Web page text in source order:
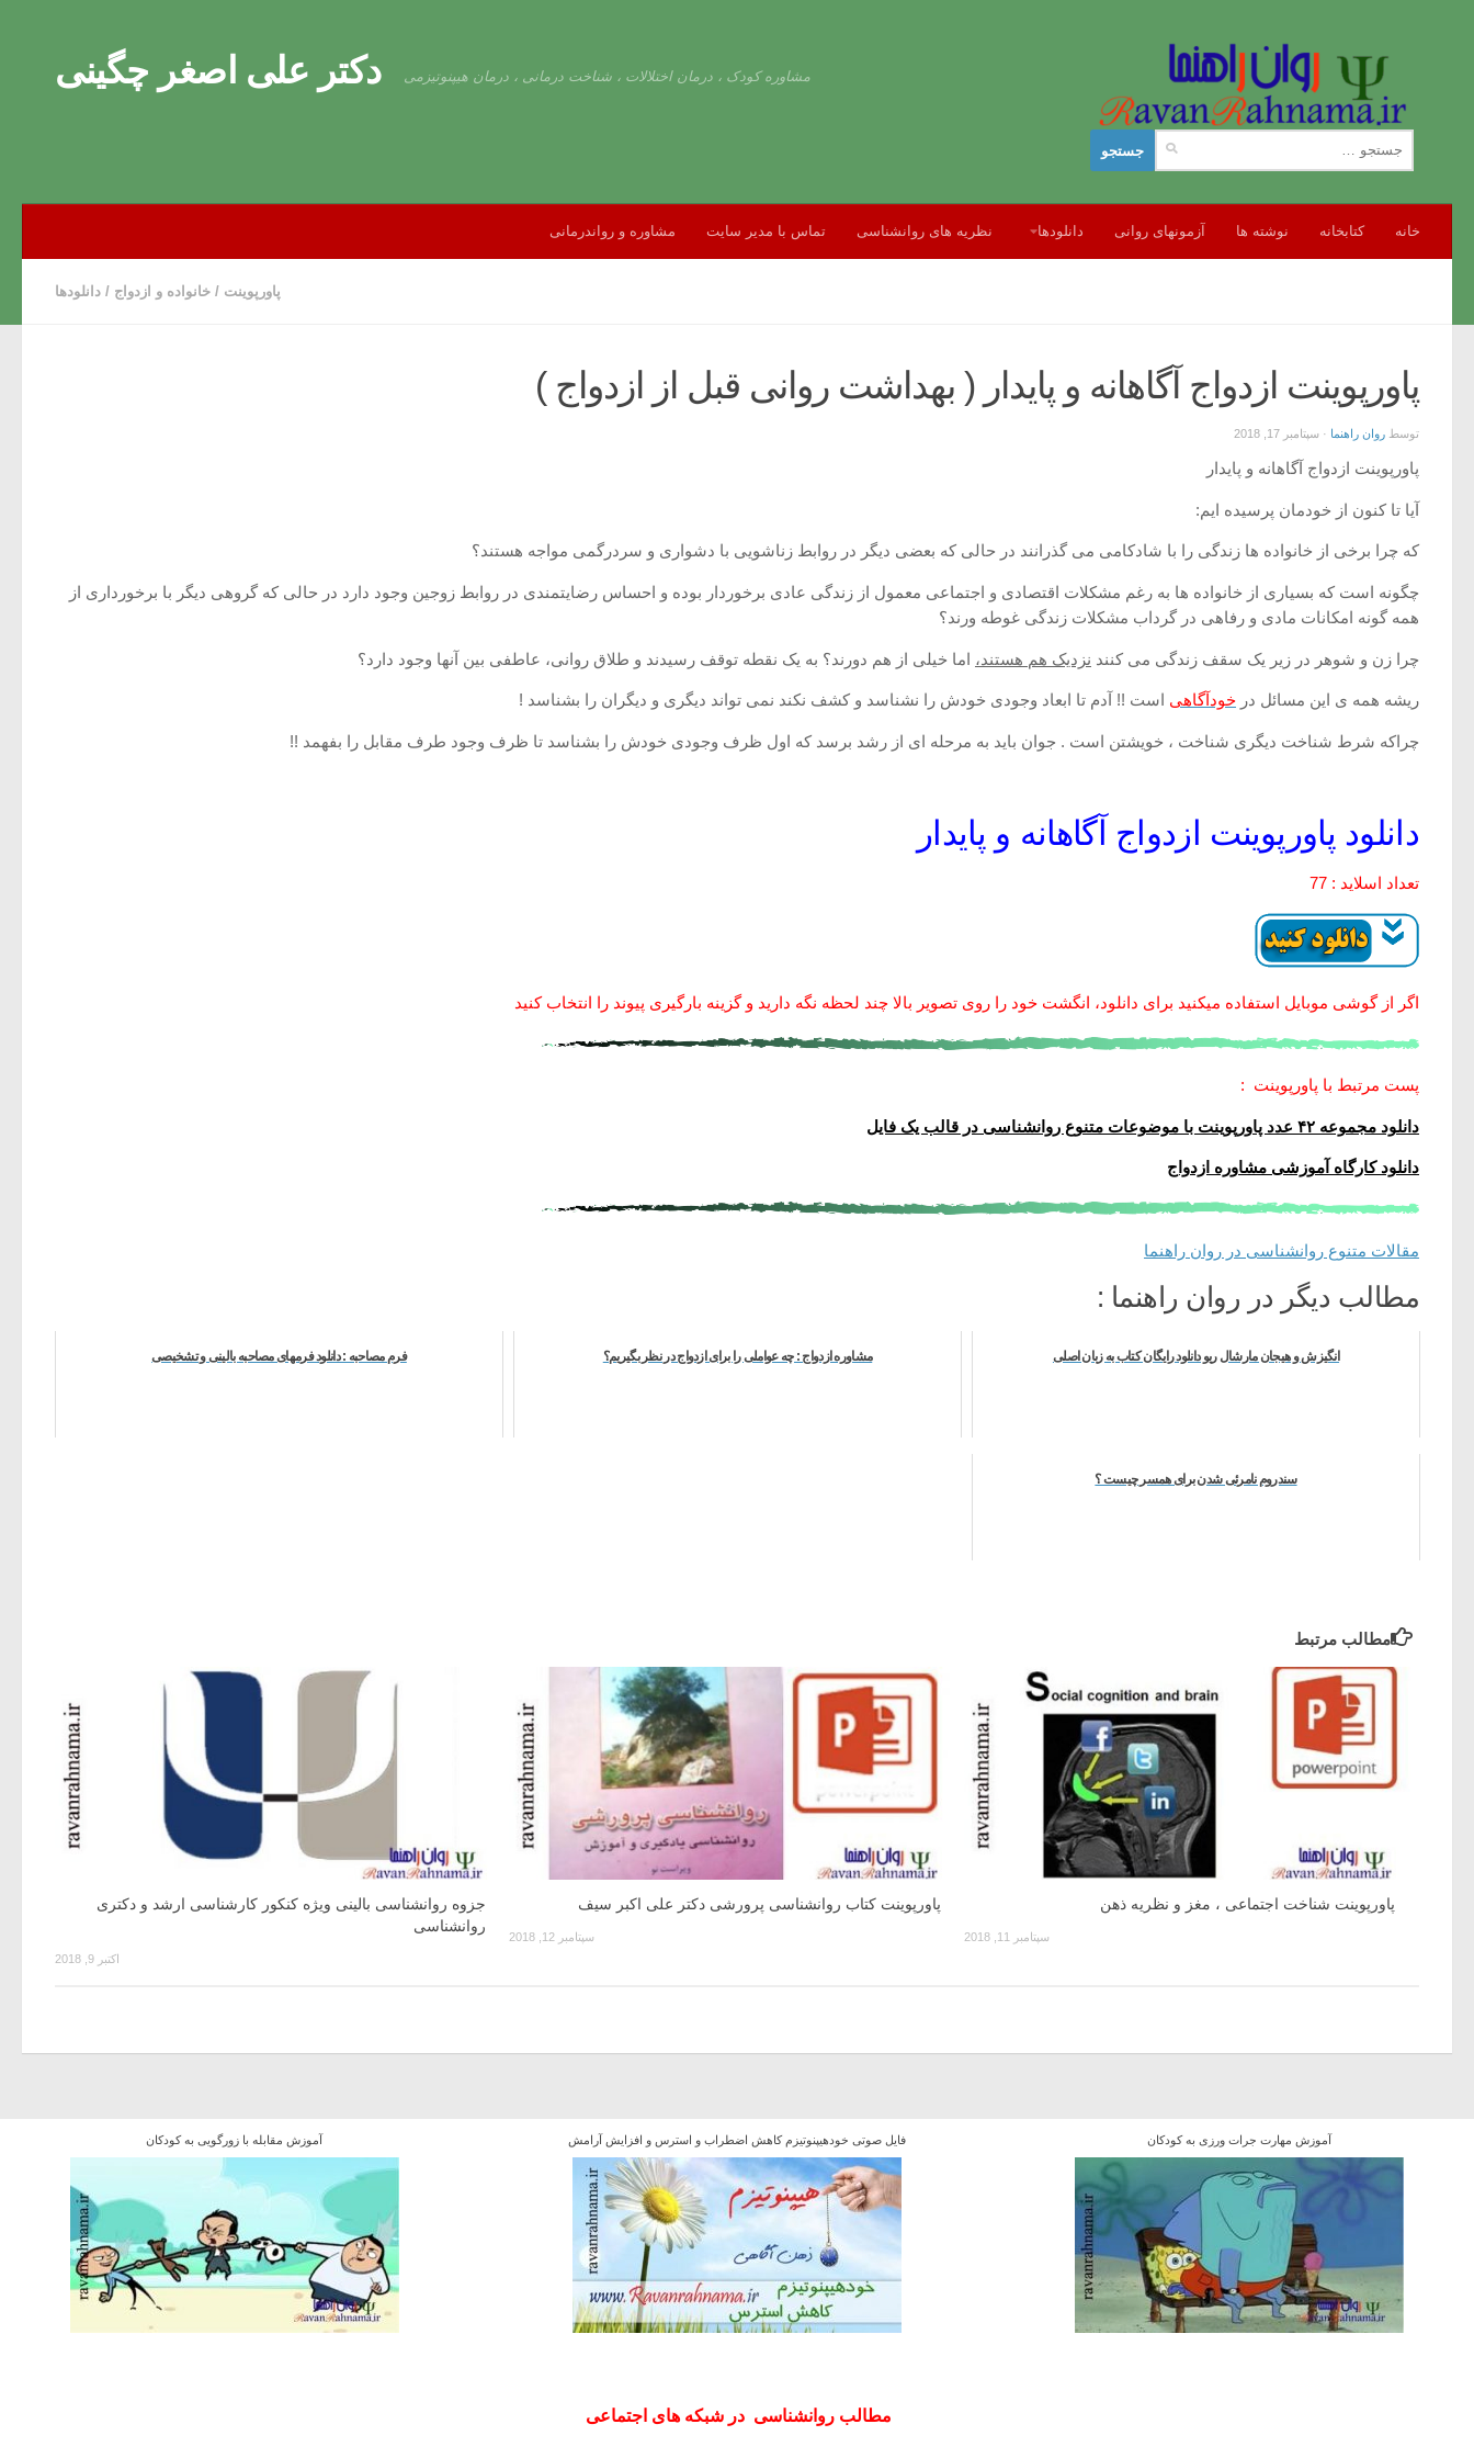
دکتر علی اصغر چگینی مشاوره کودک ، درمان اختلالات ، شناخت درمانی ، درمان هیپنوتیزمی
برای:
خانه کتابخانه نوشته ها آزمونهای روانی دانلودها نظریه های روانشناسی تماس با مدیر سایت مشاوره و رواندرمانی
پاورپوینت / خانواده و ازدواج / دانلودها
پاورپوینت ازدواج آگاهانه و پایدار ( بهداشت روانی قبل از ازدواج )
توسط روان راهنما · سپتامبر 17, 2018
پاورپوینت ازدواج آگاهانه و پایدار
آیا تا کنون از خودمان پرسیده ایم:
که چرا برخی از خانواده ها زندگی را با شادکامی می گذرانند در حالی که بعضی دیگر در روابط زناشویی با دشواری و سردرگمی مواجه هستند؟
چگونه است که بسیاری از خانواده ها به رغم مشکلات اقتصادی و اجتماعی معمول از زندگی عادی برخوردار بوده و احساس رضایتمندی در روابط زوجین وجود دارد در حالی که گروهی دیگر با برخورداری از
همه گونه امکانات مادی و رفاهی در گرداب مشکلات زندگی غوطه ورند؟
چرا زن و شوهر در زیر یک سقف زندگی می کنند نزدیک هم هستند، اما خیلی از هم دورند؟ به یک نقطه توقف رسیدند و طلاق روانی، عاطفی بین آنها وجود دارد؟
ریشه همه ی این مسائل در خودآگاهی است !! آدم تا ابعاد وجودی خودش را نشناسد و کشف نکند نمی تواند دیگری و دیگران را بشناسد !
چراکه شرط شناخت دیگری شناخت ، خویشتن است . جوان باید به مرحله ای از رشد برسد که اول ظرف وجودی خودش را بشناسد تا ظرف وجود طرف مقابل را بفهمد !!
دانلود پاورپوینت ازدواج آگاهانه و پایدار
تعداد اسلاید : 77
اگر از گوشی موبایل استفاده میکنید برای دانلود، انگشت خود را روی تصویر بالا چند لحظه نگه دارید و گزینه بارگیری پیوند را انتخاب کنید
پست مرتبط با پاورپوینت :
دانلود مجموعه ۴۲ عدد پاورپوینت با موضوعات متنوع روانشناسی در قالب یک فایل
دانلود کارگاه آموزشی مشاوره ازدواج
مقالات متنوع روانشناسی در روان راهنما
مطالب دیگر در روان راهنما :
انگیزش و هیجان مارشال ریو دانلود رایگان کتاب به زبان اصلی مشاوره ازدواج : چه عواملی را برای ازدواج در نظر بگیریم؟ فرم مصاحبه : دانلود فرمهای مصاحبه بالینی و تشخیصی
سندروم نامرئی شدن برای همسر چیست ؟
مطالب مرتبط
جزوه روانشناسی بالینی ویژه کنکور کارشناسی ارشد و دکتری
روانشناسی
اکتبر 9, 2018
پاورپوینت کتاب روانشناسی پرورشی دکتر علی اکبر سیف
سپتامبر 12, 2018
پاورپوینت شناخت اجتماعی ، مغز و نظریه ذهن
سپتامبر 11, 2018
آموزش مقابله با زورگویی به کودکان فایل صوتی خودهیپنوتیزم کاهش اضطراب و استرس و افزایش آرامش آموزش مهارت جرات ورزی به کودکان
مطالب روانشناسی در شبکه های اجتماعی